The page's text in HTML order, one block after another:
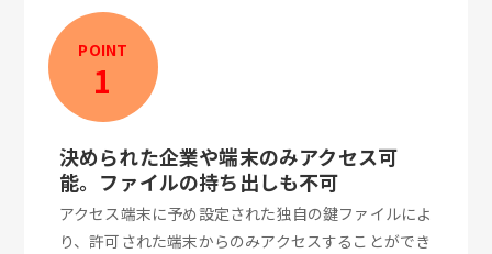
POINT
1
決められた企業や端末のみアクセス可
能。ファイルの持ち出しも不可
アクセス端末に予め設定された独自の鍵ファイルによ
り、許可された端末からのみアクセスすることができ